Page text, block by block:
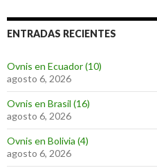
ENTRADAS RECIENTES
Ovnis en Ecuador (10)
agosto 6, 2026
Ovnis en Brasil (16)
agosto 6, 2026
Ovnis en Bolivia (4)
agosto 6, 2026